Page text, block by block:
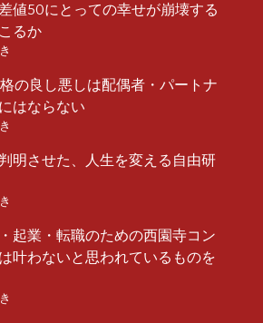
値50にとっての幸せが崩壊する
るか
の良し悪しは配偶者・パートナ
はならない
明させた、人生を変える自由研
起業・転職のための西園寺コン
叶わないと思われているものを